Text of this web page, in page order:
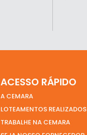
ACESSO RÁPIDO
A CEMARA
LOTEAMENTOS REALIZADOS
TRABALHE NA CEMARA